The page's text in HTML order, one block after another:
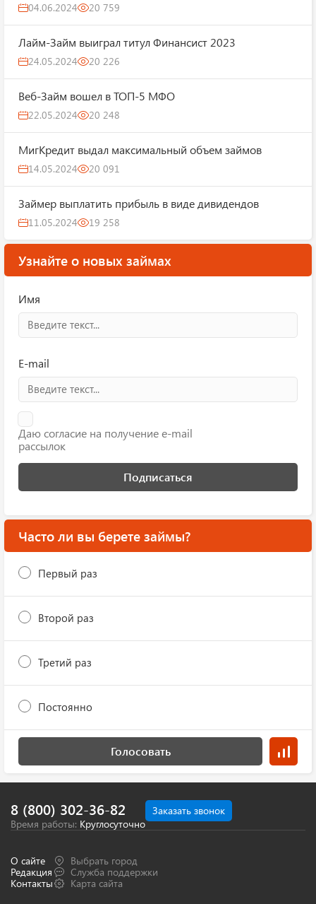
04.06.2024 20 759
Лайм-Займ выиграл титул Финансист 2023
24.05.2024 20 226
Веб-Займ вошел в ТОП-5 МФО
22.05.2024 20 248
МигКредит выдал максимальный объем займов
14.05.2024 20 091
Займер выплатить прибыль в виде дивидендов
11.05.2024 19 258
Узнайте о новых займах
Имя
E-mail
Даю согласие на получение e-mail
рассылок
Подписаться
Часто ли вы берете займы?
Первый раз
Второй раз
Третий раз
Постоянно
Голосовать
О сайте
Редакция
Контакты
Выбрать город
Служба поддержки
Карта сайта
Заказать звонок
8 (800) 302-36-82
Время работы: Круглосуточно